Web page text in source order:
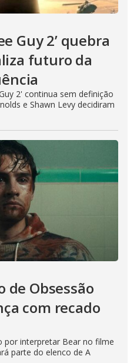
Guy 2’ quebra
futuro da
2' continua sem definição
e Shawn Levy decidiram
de Obsessão
com recado
por interpretar Bear no filme
parte do elenco de A